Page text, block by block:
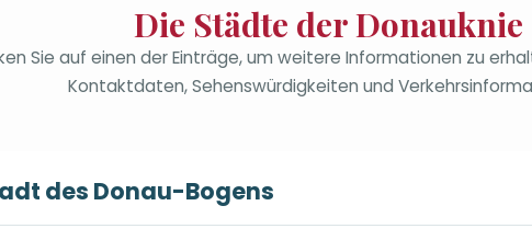
Die Städte der Donauknie
Sie auf einen der Einträge, um weitere Informationen zu
Kontaktdaten, Sehenswürdigkeiten und
des Donau-Bogens